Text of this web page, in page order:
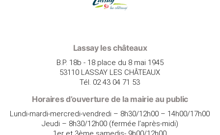
Lassay les châteaux
B.P. 18b - 18 place du 8 mai 1945
53110 LASSAY LES CHÂTEAUX
Tél. 02 43 04 71 53
Horaires d’ouverture de la mairie au public
Lundi-mardi-mercredi-vendredi – 8h30/12h00 – 14h00/17h00
Jeudi – 8h30/12h00 (fermée l’après-midi)